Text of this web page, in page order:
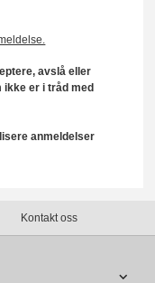
avslå eller
er i tråd med
anmeldelser
Kontakt oss